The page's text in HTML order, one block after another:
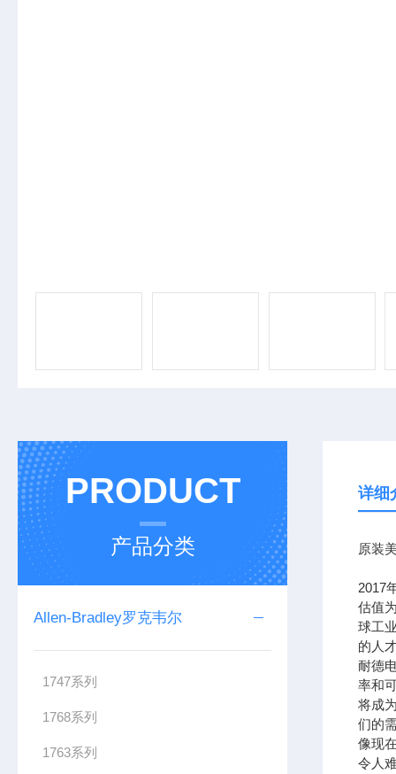
PRODUCT
产品分类
Allen-Bradley罗克韦尔
1747系列
1768系列
1763系列
详细
原装
2017
估值
球工
的人
耐德
率和
将成
们的
像现
令人